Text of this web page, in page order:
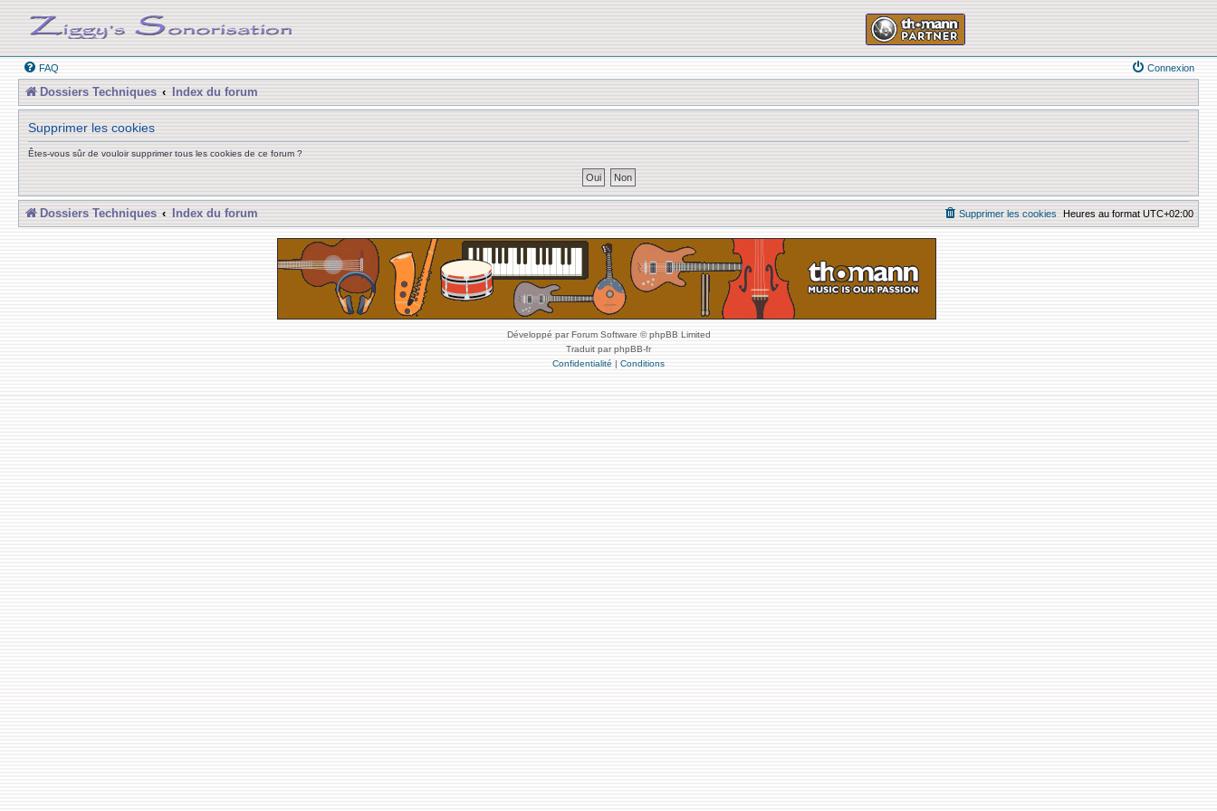
FAQ Connexion
Dossiers Techniques Index du forum
Supprimer les cookies
Êtes-vous sûr de vouloir supprimer tous les cookies de ce forum ?
Dossiers Techniques Index du forum Heures au format UTC+02:00
Supprimer les cookies
Développé par Forum Software © phpBB Limited
Traduit par phpBB-fr
Confidentialité | Conditions